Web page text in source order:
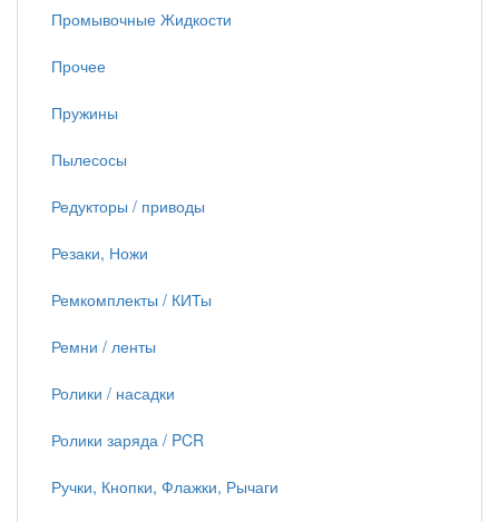
Промывочные Жидкости
Прочее
Пружины
Пылесосы
Редукторы / приводы
Резаки, Ножи
Ремкомплекты / КИТы
Ремни / ленты
Ролики / насадки
Ролики заряда / PCR
Ручки, Кнопки, Флажки, Рычаги